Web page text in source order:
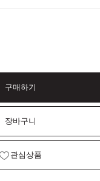
구매하기
장바구니
관심상품